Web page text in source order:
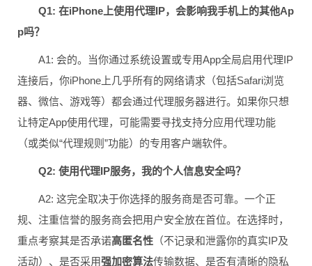
Q1: 在iPhone上使用代理IP，会影响我手机上的其他Ap
p吗？
A1: 会的。当你通过系统设置或专用App全局启用代理IP
连接后，你iPhone上几乎所有的网络请求（包括Safari浏览
器、微信、游戏等）都会通过代理服务器进行。如果你只想
让特定App使用代理，可能需要寻找支持分应用代理功能
（或类似“代理规则”功能）的专用客户端软件。
Q2: 使用代理IP服务，我的个人信息安全吗？
A2: 这完全取决于你选择的服务商是否可靠。一个正
规、注重信誉的服务商会把用户安全放在首位。在选择时，
重点考察其是否承诺高匿名性 （不记录和泄露你的真实IP及
活动）、是否采用强加密算法传输数据、是否有清晰的隐私